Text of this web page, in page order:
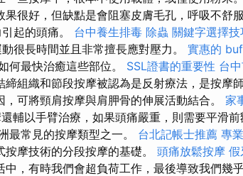
很好，但缺點是會阻塞皮膚毛孔，呼吸不舒
起的頭痛。 台中養生排毒 除蟲 關鍵字選擇技
很長時間並且非常擅長應對壓力。 實惠的
何最快治癒這些部位。 SSL證書的重要性 台
締組織和節段按摩被認為是反射療法，是按摩
可將頸肩按摩與肩胛骨的伸展活動結合。 家
輔以手臂治療，如果頭痛嚴重，則需要平滑
最常見的按摩類型之一。 台北記帳士推薦 專
摩技術的分段按摩的基礎。 頭痛放鬆按摩 假
中，有時我們會超負荷工作，最後導致我們幾